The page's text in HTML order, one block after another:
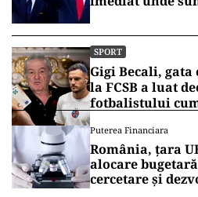
SPORT
Gigi Becali,
la FCSB a luat
fotbalistului
Puterea Financiara
România, țara
alocare
cercetare și